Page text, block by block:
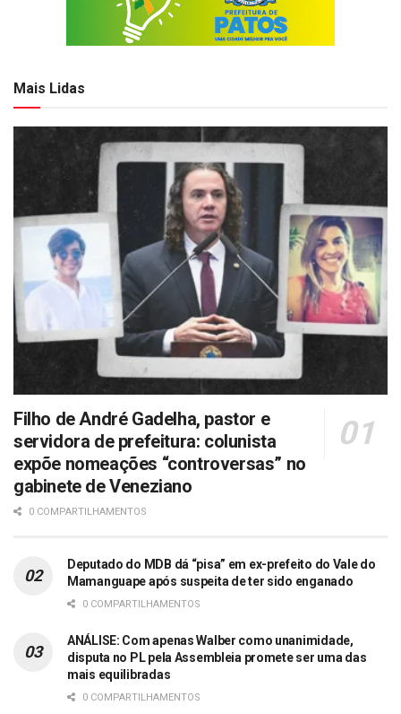
Mais Lidas
Filho de André Gadelha, pastor e
servidora de prefeitura: colunista
expõe nomeações “controversas” no
gabinete de Veneziano
0 COMPARTILHAMENTOS
Deputado do MDB dá “pisa” em ex-prefeito do Vale do
Mamanguape após suspeita de ter sido enganado
0 COMPARTILHAMENTOS
ANÁLISE: Com apenas Walber como unanimidade,
disputa no PL pela Assembleia promete ser uma das
mais equilibradas
0 COMPARTILHAMENTOS